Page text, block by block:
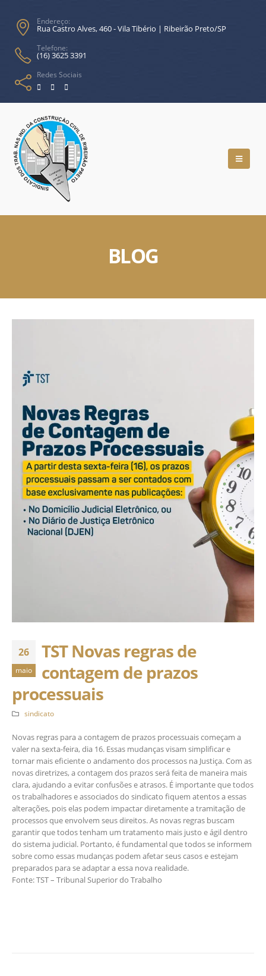
Endereço:
Rua Castro Alves, 460 - Vila Tibério | Ribeirão Preto/SP
Telefone:
(16) 3625 3391
Redes Sociais
BLOG
26
maio
TST Novas regras de
contagem de prazos
processuais
sindicato
Novas regras para a contagem de prazos processuais começam a
valer na sexta-feira, dia 16. Essas mudanças visam simplificar e
tornar mais eficiente o andamento dos processos na Justiça. Com as
novas diretrizes, a contagem dos prazos será feita de maneira mais
clara, ajudando a evitar confusões e atrasos. É importante que todos
os trabalhadores e associados do sindicato fiquem atentos a essas
alterações, pois elas podem impactar diretamente a tramitação de
processos que envolvem seus direitos. As novas regras buscam
garantir que todos tenham um tratamento mais justo e ágil dentro
do sistema judicial. Portanto, é fundamental que todos se informem
sobre como essas mudanças podem afetar seus casos e estejam
preparados para se adaptar a essa nova realidade.
Fonte: TST – Tribunal Superior do Trabalho